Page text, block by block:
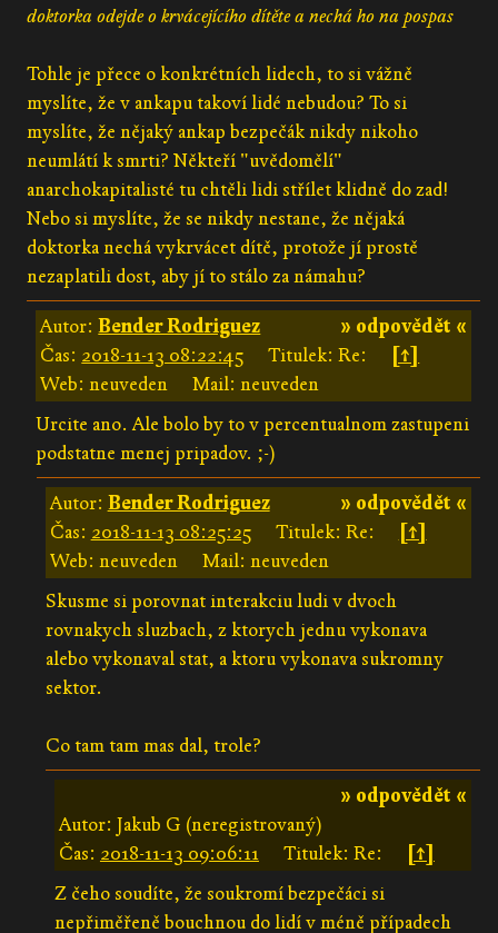
doktorka odejde o krvácejícího dítěte a nechá ho na pospas
Tohle je přece o konkrétních lidech, to si vážně
myslíte, že v ankapu takoví lidé nebudou? To si
myslíte, že nějaký ankap bezpečák nikdy nikoho
neumlátí k smrti? Někteří "uvědomělí"
anarchokapitalisté tu chtěli lidi střílet klidně do zad!
Nebo si myslíte, že se nikdy nestane, že nějaká
doktorka nechá vykrvácet dítě, protože jí prostě
nezaplatili dost, aby jí to stálo za námahu?
» odpovědět «
Autor:Bender Rodriguez
Čas: 2018-11-13 08:22:45 Titulek: Re:
[↑]
Web: neuveden
Mail: neuveden
Urcite ano. Ale bolo by to v percentualnom zastupeni
podstatne menej pripadov. ;-)
» odpovědět «
Autor: Bender Rodriguez
Čas: 2018-11-13 08:25:25 Titulek: Re:
[↑]
Web: neuveden
Mail: neuveden
Skusme si porovnat interakciu ludi v dvoch
rovnakych sluzbach, z ktorych jednu vykonava
alebo vykonaval stat, a ktoru vykonava sukromny
sektor.
Co tam tam mas dal, trole?
» odpovědět «
Autor: Jakub G (neregistrovaný)
Čas: 2018-11-13 09:06:11 Titulek: Re:
[↑]
Z čeho soudíte, že soukromí bezpečáci si
nepřiměřeně bouchnou do lidí v méně případech